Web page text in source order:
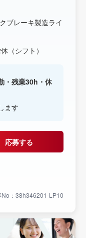
ブレーキ製造ライ
（シフト）
・残業30h・休
ます
応募する
No：38h346201-LP10